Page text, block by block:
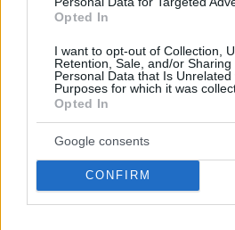
Opted In
I want to opt-out of Collection,
Retention, Sale, and/or Sharing
Personal Data that Is Unrelated
Purposes for which it was
Opted In
Google consents
CONFIRM
EMAIL